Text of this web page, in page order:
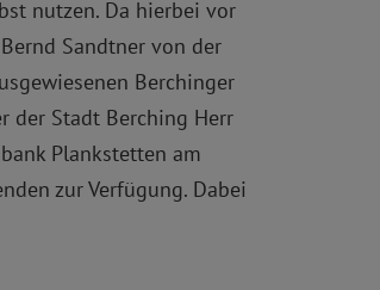
nutzen. Da hierbei vor
Sandtner von der
Berchinger
der Stadt Berching Herr
Plankstetten am
zur Verfügung. Dabei